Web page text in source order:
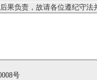
果负责，故请各位遵纪守法
号